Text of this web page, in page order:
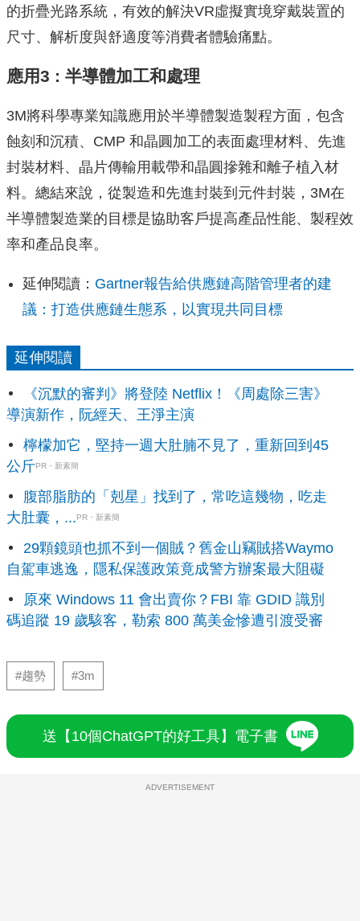
的折疊光路系統，有效的解決VR虛擬實境穿戴裝置的
尺寸、解析度與舒適度等消費者體驗痛點。
應用3 : 半導體加工和處理
3M將科學專業知識應用於半導體製造製程方面，包含
蝕刻和沉積、CMP 和晶圓加工的表面處理材料、先進
封裝材料、晶片傳輸用載帶和晶圓摻雜和離子植入材
料。總結來說，從製造和先進封裝到元件封裝，3M在
半導體製造業的目標是協助客戶提高產品性能、製程效
率和產品良率。
延伸閱讀： Gartner報告給供應鏈高階管理者的建
議：打造供應鏈生態系，以實現共同目標
延伸閱讀
《沉默的審判》將登陸 Netflix！《周處除三害》
導演新作，阮經天、王淨主演
檸檬加它，堅持一週大肚腩不見了，重新回到45
公斤PR・新素簡
腹部脂肪的「剋星」找到了，常吃這幾物，吃走
大肚囊，...PR・新素簡
29顆鏡頭也抓不到一個賊？舊金山竊賊搭Waymo
自駕車逃逸，隱私保護政策竟成警方辦案最大阻礙
原來 Windows 11 會出賣你？FBI 靠 GDID 識別
碼追蹤 19 歲駭客，勒索 800 萬美金慘遭引渡受審
#趨勢 #3m
送【10個ChatGPT的好工具】電子書
ADVERTISEMENT